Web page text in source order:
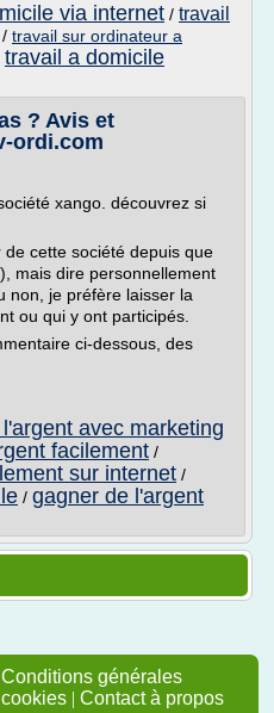
via internet / travail
/ travail sur ordinateur a
travail a domicile
? Avis et
ordi.com
xango. découvrez si
cette société depuis que
mais dire personnellement
non, je préfère laisser la
ou qui y ont participés.
ci-dessous, des
avec marketing
facilement /
sur internet /
/ gagner de l'argent
Conditions générales
| Contact à propos